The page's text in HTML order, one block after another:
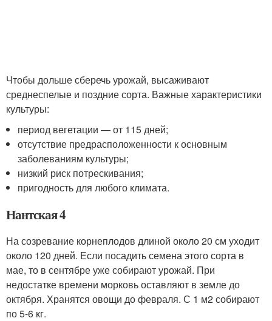
Чтобы дольше сберечь урожай, высаживают
среднеспелые и поздние сорта. Важные характеристики
культуры:
период вегетации — от 115 дней;
отсутствие предрасположенности к основным
заболеваниям культуры;
низкий риск потрескивания;
пригодность для любого климата.
Нантская 4
На созревание корнеплодов длиной около 20 см уходит
около 120 дней. Если посадить семена этого сорта в
мае, то в сентябре уже собирают урожай. При
недостатке времени морковь оставляют в земле до
октября. Хранятся овощи до февраля. С 1 м2 собирают
по 5-6 кг.